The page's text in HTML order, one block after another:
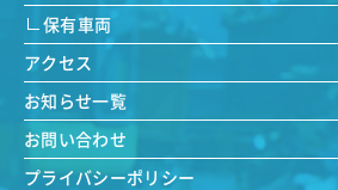
保有車両
アクセス
お知らせ一覧
お問い合わせ
プライバシーポリシー